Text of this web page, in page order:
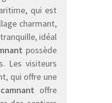
qui est
charmant,
idéal
possède
Les visiteurs
qui offre une
offre